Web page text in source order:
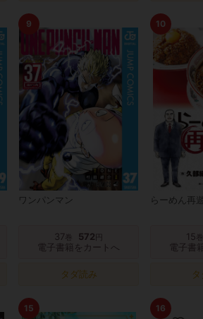
9
ワンパンマン
37 巻 572円
電子書籍をカートへ
タダ読み
10
らーめん再遊
15 巻
電子書
15 16